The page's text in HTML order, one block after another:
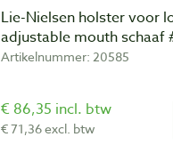
Lie-Nielsen holster voor
adjustable mouth
Artikelnummer: 20585
€ 86,35 incl. btw
€ 71,36 excl. btw